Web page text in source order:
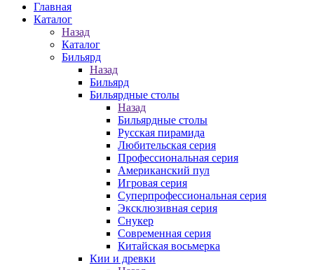
Главная
Каталог
Назад
Каталог
Бильярд
Назад
Бильярд
Бильярдные столы
Назад
Бильярдные столы
Русская пирамида
Любительская серия
Профессиональная серия
Американский пул
Игровая серия
Суперпрофессиональная серия
Эксклюзивная серия
Снукер
Современная серия
Китайская восьмерка
Кии и древки